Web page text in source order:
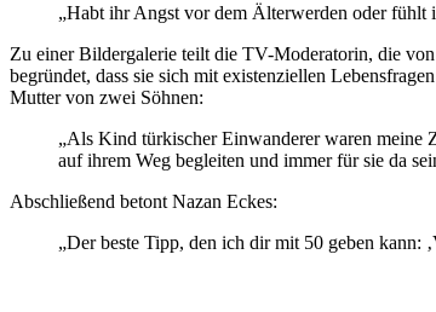
„Habt ihr Angst vor dem Älterwerden oder fühlt
Zu einer Bildergalerie teilt die TV-Moderatorin, die
begründet, dass sie sich mit existenziellen
Mutter von zwei Söhnen:
„Als Kind türkischer Einwanderer waren meine
auf ihrem Weg begleiten und immer für sie da
Abschließend betont Nazan Eckes:
„Der beste Tipp, den ich dir mit 50 geben kann: